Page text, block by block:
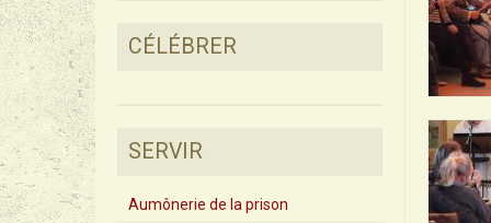
CÉLÉBRER
SERVIR
Aumônerie de la prison